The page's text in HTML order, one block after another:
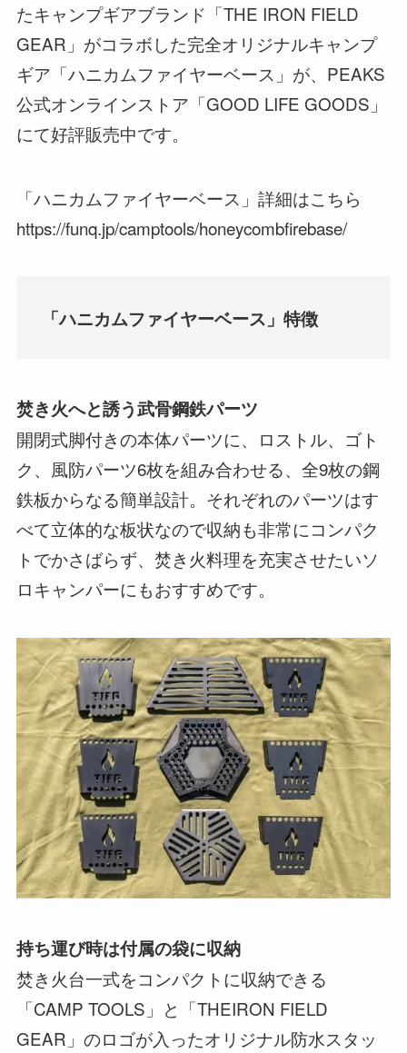
たキャンプギアブランド「THE IRON FIELD
GEAR」がコラボした完全オリジナルキャンプ
ギア「ハニカムファイヤーベース」が、PEAKS
公式オンラインストア「GOOD LIFE GOODS」
にて好評販売中です。
「ハニカムファイヤーベース」詳細はこちら
https://funq.jp/camptools/honeycombfirebase/
「ハニカムファイヤーベース」特徴
焚き火へと誘う武骨鋼鉄パーツ
開閉式脚付きの本体パーツに、ロストル、ゴト
ク、風防パーツ6枚を組み合わせる、全9枚の鋼
鉄板からなる簡単設計。それぞれのパーツはす
べて立体的な板状なので収納も非常にコンパク
トでかさばらず、焚き火料理を充実させたいソ
ロキャンパーにもおすすめです。
持ち運び時は付属の袋に収納
焚き火台一式をコンパクトに収納できる
「CAMP TOOLS」と「THEIRON FIELD
GEAR」のロゴが入ったオリジナル防水スタッ